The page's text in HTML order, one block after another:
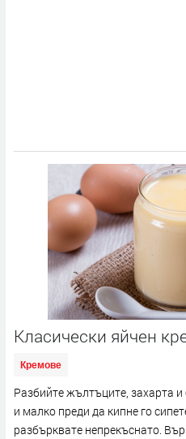
Класически яйчен
Кремове
Разбийте жълтъците, захарта
и малко преди да кипне го
разбърквате непрекъснато.